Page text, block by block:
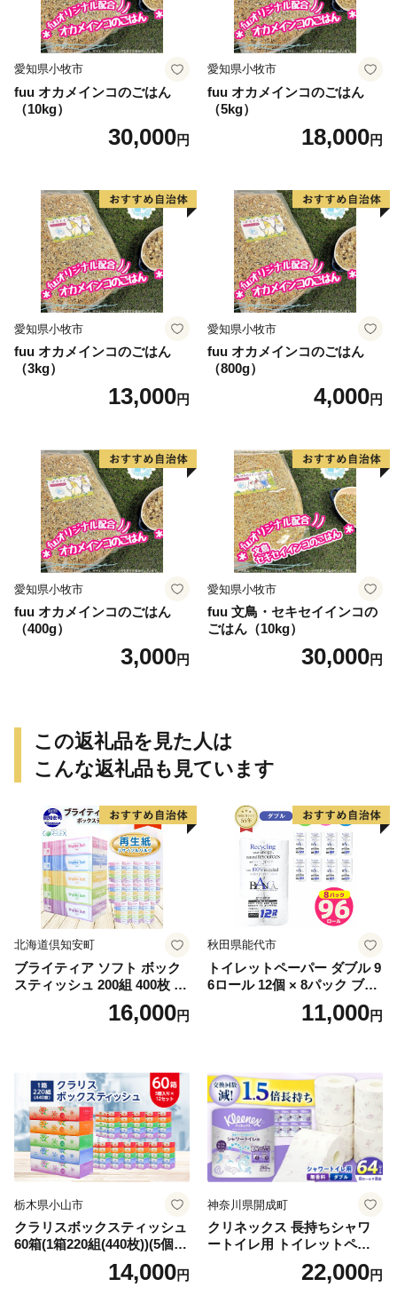
愛知県小牧市
fuu オカメインコのごはん
（10kg）
30,000円
愛知県小牧市
fuu オカメインコのごはん
（5kg）
18,000円
愛知県小牧市
fuu オカメインコのごはん
（3kg）
13,000円
愛知県小牧市
fuu オカメインコのごはん
（800g）
4,000円
愛知県小牧市
fuu オカメインコのごはん
（400g）
3,000円
愛知県小牧市
fuu 文鳥・セキセイインコの
ごはん（10kg）
30,000円
この返礼品を見た人は
こんな返礼品も見ています
北海道倶知安町
ブライティア ソフト ボック
スティッシュ 200組 400枚 60
箱 日本製 まとめ買い ティッ
シュ リサイクル 長持 防災 常
倶知安町 日用品
16,000円
秋田県能代市
トイレットペーパー ダブル 9
6ロール 12個 × 8パック ブラ
ンカ 再生紙 100％ 芯あり 日
用品 消耗品 無香料 生活用品
11,000円
栃木県小山市
クラリスボックスティッシュ
60箱(1箱220組(440枚))(5個入
り×12セット)【1256759】
14,000円
神奈川県開成町
クリネックス 長持ちシャワ
ートイレ用 トイレットペー
パー（ダブル）64ロール(8ロ
ール×8パック) 開成町 トイレ
22,000円